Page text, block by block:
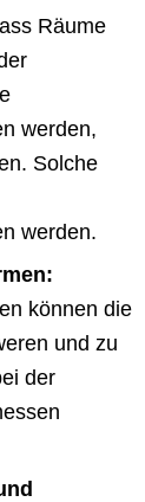
Räume
werden,
Solche
werden.
können die
und zu
der